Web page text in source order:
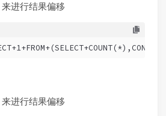
来进行结果偏移
来进行结果偏移